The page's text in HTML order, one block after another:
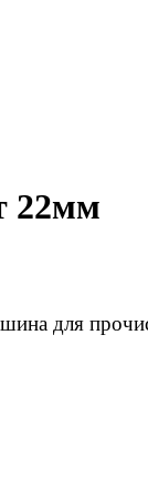
22мм
для